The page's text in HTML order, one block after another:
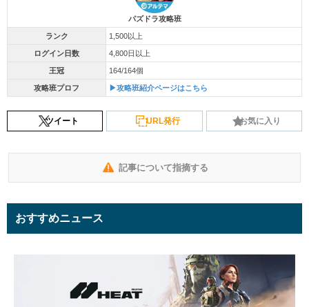
パズドラ攻略班
ランク 1,500以上
ログイン日数 4,800日以上
王冠 164/164個
攻略班プロフ ▶攻略班紹介ページはこちら
ツイート URL発行 お気に入り
記事について指摘する
おすすめニュース